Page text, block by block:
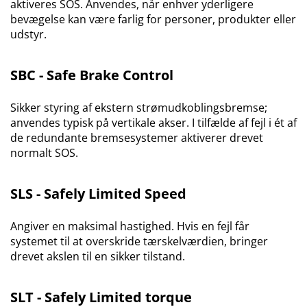
aktiveres SOS. Anvendes, når enhver yderligere
bevægelse kan være farlig for personer, produkter eller
udstyr.
SBC - Safe Brake Control
Sikker styring af ekstern strømudkoblingsbremse;
anvendes typisk på vertikale akser. I tilfælde af fejl i ét af
de redundante bremsesystemer aktiverer drevet
normalt SOS.
SLS - Safely Limited Speed
Angiver en maksimal hastighed. Hvis en fejl får
systemet til at overskride tærskelværdien, bringer
drevet akslen til en sikker tilstand.
SLT - Safely Limited torque